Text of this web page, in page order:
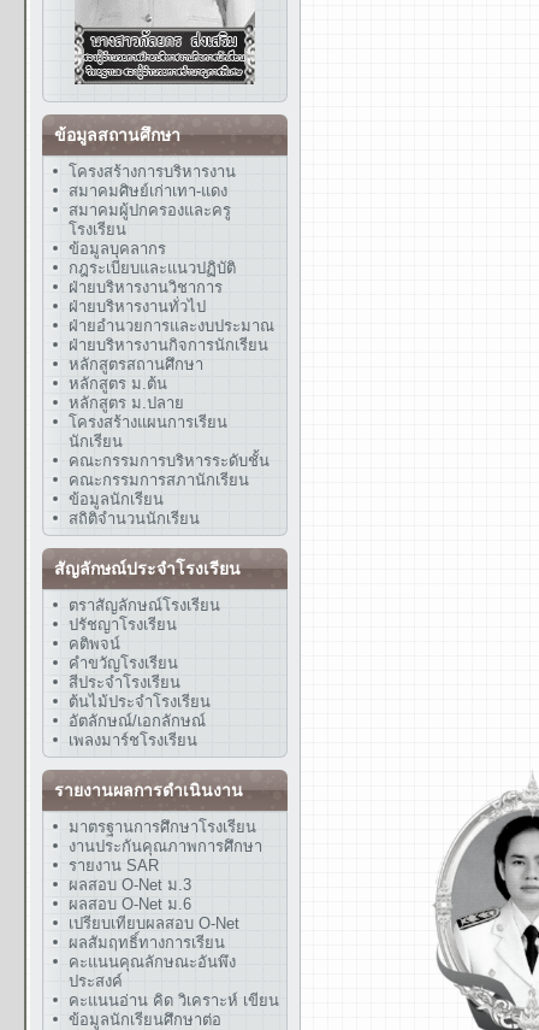
ข้อมูลสถานศึกษา
โครงสร้างการบริหารงาน
สมาคมศิษย์เก่าเทา-แดง
สมาคมผู้ปกครองและครู
โรงเรียน
ข้อมูลบุคลากร
กฎระเบียบและแนวปฏิบัติ
ฝ่ายบริหารงานวิชาการ
ฝ่ายบริหารงานทั่วไป
ฝ่ายอำนวยการและงบประมาณ
ฝ่ายบริหารงานกิจการนักเรียน
หลักสูตรสถานศึกษา
หลักสูตร ม.ต้น
หลักสูตร ม.ปลาย
โครงสร้างแผนการเรียน
นักเรียน
คณะกรรมการบริหารระดับชั้น
คณะกรรมการสภานักเรียน
ข้อมูลนักเรียน
สถิติจำนวนนักเรียน
สัญลักษณ์ประจำโรงเรียน
ตราสัญลักษณ์โรงเรียน
ปรัชญาโรงเรียน
คติพจน์
คำขวัญโรงเรียน
สีประจำโรงเรียน
ต้นไม้ประจำโรงเรียน
อัตลักษณ์/เอกลักษณ์
เพลงมาร์ชโรงเรียน
รายงานผลการดำเนินงาน
มาตรฐานการศึกษาโรงเรียน
งานประกันคุณภาพการศึกษา
รายงาน SAR
ผลสอบ O-Net ม.3
ผลสอบ O-Net ม.6
เปรียบเทียบผลสอบ O-Net
ผลสัมฤทธิ์ทางการเรียน
คะแนนคุณลักษณะอันพึง
ประสงค์
คะแนนอ่าน คิด วิเคราะห์ เขียน
ข้อมูลนักเรียนศึกษาต่อ